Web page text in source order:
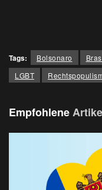
Tags: Bolsonaro
LGBT
Empfohlene